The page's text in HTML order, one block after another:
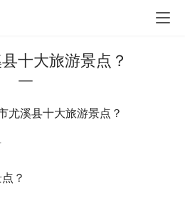
十大旅游景点？
尤溪县十大旅游景点？
？